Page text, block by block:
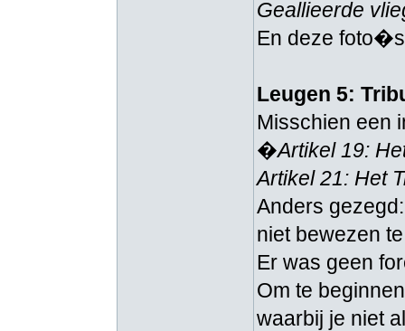
Geallieerde
En deze
Leugen 5:
Misschien een
�Artikel 19:
Artikel 21: Het
Anders
niet bewezen
Er was geen
Om te
waarbij je niet